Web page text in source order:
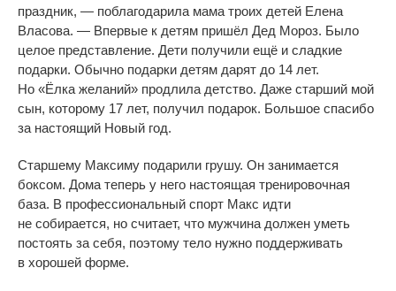
праздник, — поблагодарила мама троих детей Елена
Власова. — Впервые к детям пришёл Дед Мороз. Было
целое представление. Дети получили ещё и сладкие
подарки. Обычно подарки детям дарят до 14 лет.
Но «Ёлка желаний» продлила детство. Даже старший мой
сын, которому 17 лет, получил подарок. Большое спасибо
за настоящий Новый год.
Старшему Максиму подарили грушу. Он занимается
боксом. Дома теперь у него настоящая тренировочная
база. В профессиональный спорт Макс идти
не собирается, но считает, что мужчина должен уметь
постоять за себя, поэтому тело нужно поддерживать
в хорошей форме.